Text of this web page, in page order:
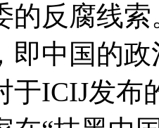
的反腐线
即中国的
于ICIJ发布